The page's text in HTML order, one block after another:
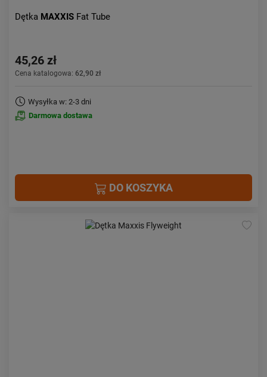
Dętka MAXXIS Fat Tube
45,26 zł
Cena katalogowa: 62,90 zł
Wysyłka w: 2-3 dni
Darmowa dostawa
DO KOSZYKA